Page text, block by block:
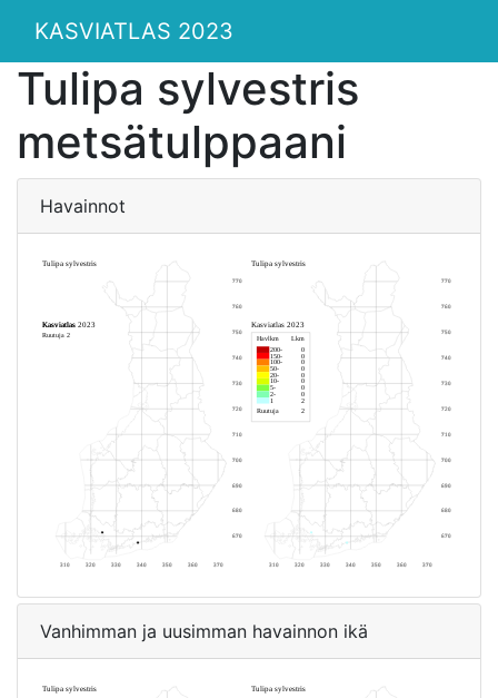
KASVIATLAS 2023
Tulipa sylvestris
metsätulppaani
Havainnot
Vanhimman ja uusimman havainnon ikä